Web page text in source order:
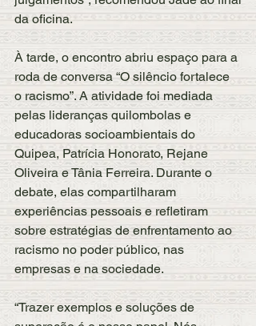
da oficina.
À tarde, o encontro abriu espaço para a
roda de conversa “O silêncio fortalece
o racismo”. A atividade foi mediada
pelas lideranças quilombolas e
educadoras socioambientais do
Quipea, Patrícia Honorato, Rejane
Oliveira e Tânia Ferreira. Durante o
debate, elas compartilharam
experiências pessoais e refletiram
sobre estratégias de enfrentamento ao
racismo no poder público, nas
empresas e na sociedade.
“Trazer exemplos e soluções de